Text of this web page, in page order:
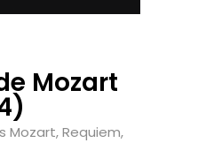
Mozart
Mozart, Requiem,